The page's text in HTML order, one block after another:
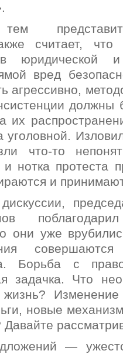
считает,
юридической и
вред
должны
их
уголовной.
что-то
нотка протеста
и
они уже
Борьба с
задачка. Что
Изменение
новые
—